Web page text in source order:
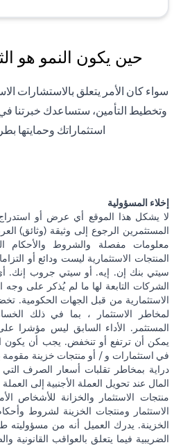
حين يكون النمو هو
سواء كان الأمر يتعلق بالاستشارات
وتخطيط التأمين، ستساعدك خبرتنا
استثماراتك وحمايتها
إخلاء المسؤولية
لا يشكل هذا الموقع أي عرض أو
المستثمرين الرجوع إلى وثيقة (وثائق)
معلومات مفصلة والشروط والأحكام
المنتجات الاستثمارية ليست ودائع أو
سيتي بنك إن. إيه. أو سيتي جروب إنك. أي
الشركات التابعة لها ما لم يُذكر على وجه
الاستثمارية من قبل الجهات الحكومية.
لمخاطر الاستثمار ، بما في ذلك
المستثمر. الأداء السابق ليس مؤشرا على
يمكن أن ترتفع أو تنخفض. يجب أن يكون
في استثمارات و / أو منتجات خزينة مقومة
دراية بمخاطر تقلبات أسعار الصرف
المال عند تحويل العملة الأجنبية إلى
منتجات الاستثمار والخزانة للأشخاص
الاستثمار ومنتجات الخزينة لشروط
الخزينة. يدرك العميل أنه من مسؤوليته
الضريبية فيما يتعلق بالعواقب القانونية